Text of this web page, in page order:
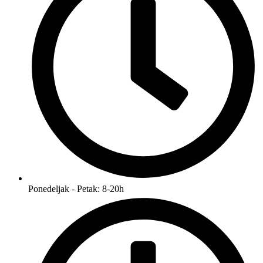
Ponedeljak - Petak: 8-20h